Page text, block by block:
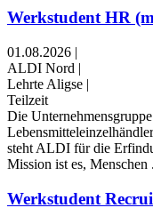
Werkstudent HR
01.08.2026 |
ALDI Nord |
Lehrte Aligse |
Teilzeit
Die
steht ALDI für die
Mission ist es, Menschen
Werkstudent